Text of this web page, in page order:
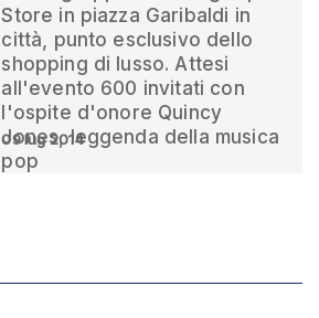
Store in piazza Garibaldi in
città, punto esclusivo dello
shopping di lusso. Attesi
all'evento 600 invitati con
l'ospite d'onore Quincy
Jones, leggenda della musica
pop
09 lug 2014